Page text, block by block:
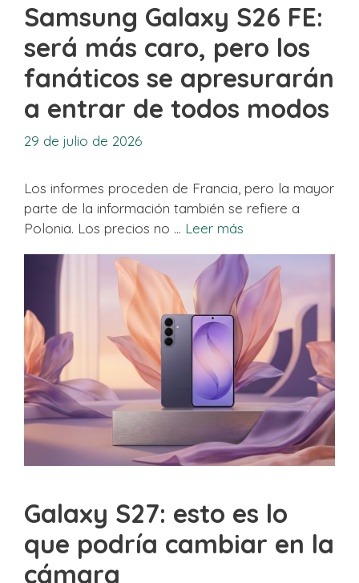
Samsung Galaxy S26 FE:
será más caro, pero los
fanáticos se apresurarán
a entrar de todos modos
29 de julio de 2026
Los informes proceden de Francia, pero la mayor
parte de la información también se refiere a
Polonia. Los precios no … Leer más
Galaxy S27: esto es lo
que podría cambiar en la
cámara